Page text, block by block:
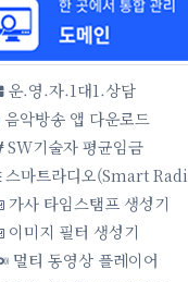
운.영.자.1대1.상담
음악방송 앱 다운로드
SW기술자 평균임금
스마트라디오(Smart
가사 타임스탬프 생성기
이미지 필터 생성기
멀티 동영상 플레이어